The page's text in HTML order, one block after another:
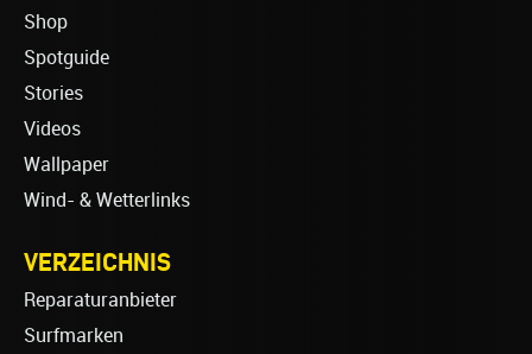
Shop
Spotguide
Stories
Videos
Wallpaper
Wind- & Wetterlinks
VERZEICHNIS
Reparaturanbieter
Surfmarken